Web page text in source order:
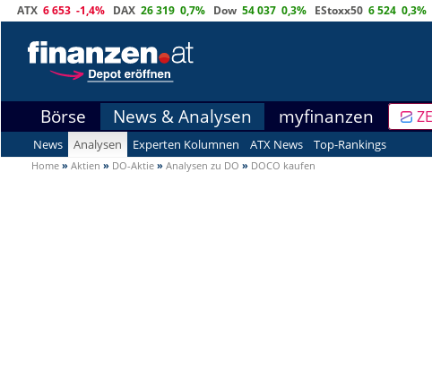
ATX 6 653 -1,4% DAX 26 319 0,7% Dow 54 037 0,3% EStoxx50 6 524 0,3%
Börse News & Analysen myfinanzen
News Analysen Experten Kolumnen ATX News Top-Rankings
Home » Aktien » DO-Aktie » Analysen zu DO » DOCO kaufen